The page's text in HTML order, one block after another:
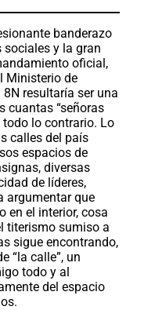
banderazo
sociales y la gran
oficial,
Ministerio de
resultaría ser una
cuantas “señoras
lo contrario. Lo
calles del país
espacios de
diversas
de líderes,
argumentar que
en el interior, cosa
titerismo sumiso a
sigue encontrando,
“la calle”, un
todo y al
del espacio